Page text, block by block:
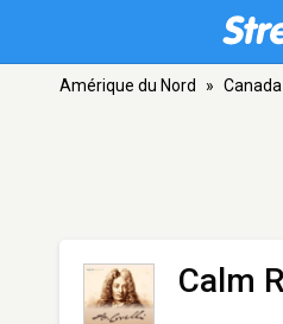
Amérique du Nord » Canada
Calm